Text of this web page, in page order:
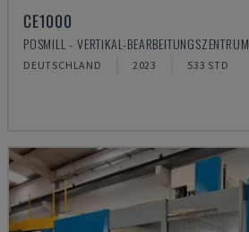
CE1000
POSMILL - VERTIKAL-BEARBEITUNGSZENTRUM
DEUTSCHLAND 2023 533 STD